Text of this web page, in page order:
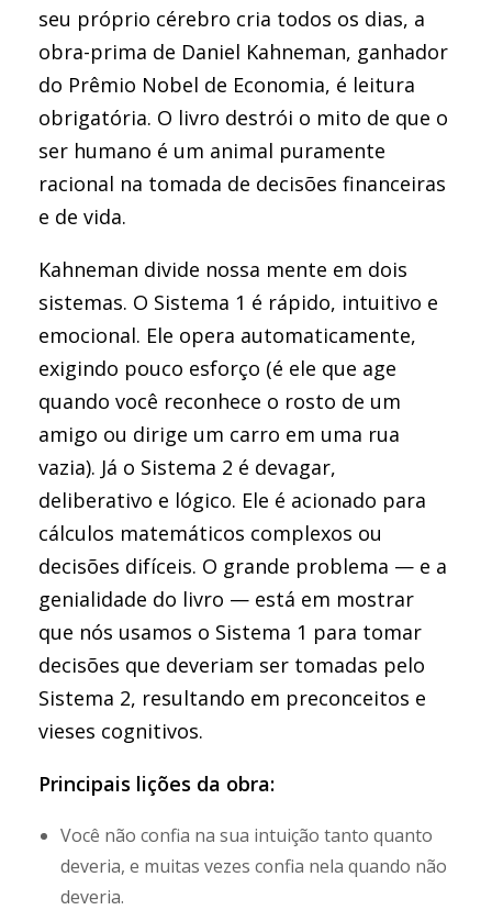
seu próprio cérebro cria todos os dias, a
obra-prima de Daniel Kahneman, ganhador
do Prêmio Nobel de Economia, é leitura
obrigatória. O livro destrói o mito de que o
ser humano é um animal puramente
racional na tomada de decisões financeiras
e de vida.
Kahneman divide nossa mente em dois
sistemas. O Sistema 1 é rápido, intuitivo e
emocional. Ele opera automaticamente,
exigindo pouco esforço (é ele que age
quando você reconhece o rosto de um
amigo ou dirige um carro em uma rua
vazia). Já o Sistema 2 é devagar,
deliberativo e lógico. Ele é acionado para
cálculos matemáticos complexos ou
decisões difíceis. O grande problema — e a
genialidade do livro — está em mostrar
que nós usamos o Sistema 1 para tomar
decisões que deveriam ser tomadas pelo
Sistema 2, resultando em preconceitos e
vieses cognitivos.
Principais lições da obra:
Você não confia na sua intuição tanto quanto
deveria, e muitas vezes confia nela quando não
deveria.